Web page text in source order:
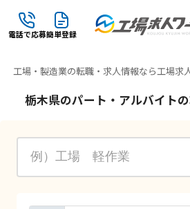
電話で応募簡単登録
工場・製造業の転職・求人情報なら工場求
栃木県のパート・アルバイト